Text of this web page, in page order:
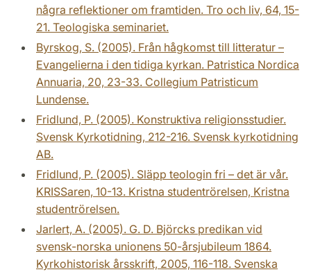
några reflektioner om framtiden. Tro och liv, 64, 15-
21. Teologiska seminariet.
Byrskog, S. (2005). Från hågkomst till litteratur –
Evangelierna i den tidiga kyrkan. Patristica Nordica
Annuaria, 20, 23-33. Collegium Patristicum
Lundense.
Fridlund, P. (2005). Konstruktiva religionsstudier.
Svensk Kyrkotidning, 212-216. Svensk kyrkotidning
AB.
Fridlund, P. (2005). Släpp teologin fri – det är vår.
KRISSaren, 10-13. Kristna studentrörelsen, Kristna
studentrörelsen.
Jarlert, A. (2005). G. D. Björcks predikan vid
svensk-norska unionens 50-årsjubileum 1864.
Kyrkohistorisk årsskrift, 2005, 116-118. Svenska